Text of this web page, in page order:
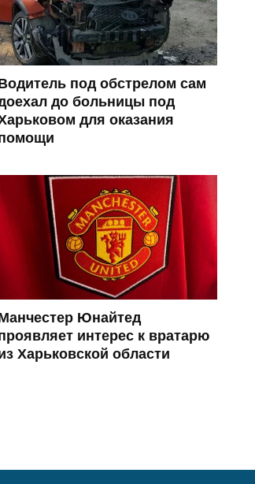
под обстрелом сам
до больницы под
для оказания
Юнайтед
интерес к вратарю
Харьковской области